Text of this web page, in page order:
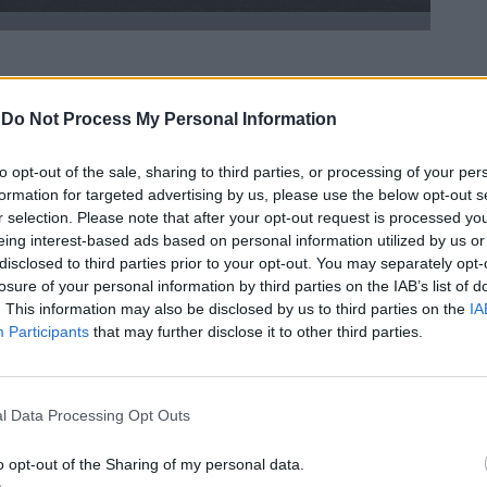
Do Not Process My Personal Information
opt-out of the sale, sharing to third parties, or processing of your
for targeted advertising by us, please use the below opt-out
selection. Please note that after your opt-out request is processed
interest-based ads based on personal information utilized by us
to third parties prior to your opt-out. You may separately
of your personal information by third parties on the IAB’s list of
This information may also be disclosed by us to third parties on the
Participants that may further disclose it to other third parties.
Data Processing Opt Outs
opt-out of the Sharing of my personal data.
una novità curiosa e che si fa
definendo la fiancata in modo molto
e accattivante il frontale Vizor, che
in 3D con il logo luminoso al centro.
molto e bene anche sui gruppi ottici
si presenta con i fari a matrice
illuminare a giorno senza accecare i
di marcia e che calano d’intensità in
Al posteriore, le linee orizzontali e la
allungata aiutano a dare la sensazione di
stabile e ben piantata a terra.